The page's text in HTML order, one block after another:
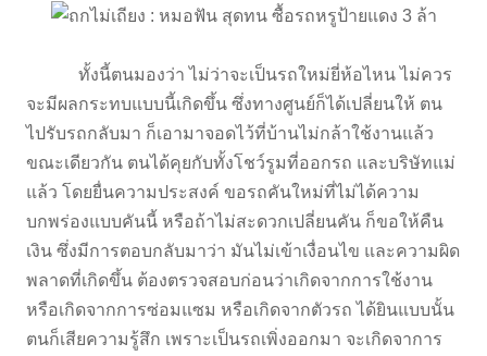
ทั้งนี้ตนมองว่า ไม่ว่าจะเป็นรถใหม่ยี่ห้อไหน ไม่ควร
จะมีผลกระทบแบบนี้เกิดขึ้น ซึ่งทางศูนย์ก็ได้เปลี่ยนให้ ตน
ไปรับรถกลับมา ก็เอามาจอดไว้ที่บ้านไม่กล้าใช้งานแล้ว
ขณะเดียวกัน ตนได้คุยกับทั้งโชว์รูมที่ออกรถ และบริษัทแม่
แล้ว โดยยื่นความประสงค์ ขอรถคันใหม่ที่ไม่ได้ความ
บกพร่องแบบคันนี้ หรือถ้าไม่สะดวกเปลี่ยนคัน ก็ขอให้คืน
เงิน ซึ่งมีการตอบกลับมาว่า มันไม่เข้าเงื่อนไข และความผิด
พลาดที่เกิดขึ้น ต้องตรวจสอบก่อนว่าเกิดจากการใช้งาน
หรือเกิดจากการซ่อมแซม หรือเกิดจากตัวรถ ได้ยินแบบนั้น
ตนก็เสียความรู้สึก เพราะเป็นรถเพิ่งออกมา จะเกิดจาการ